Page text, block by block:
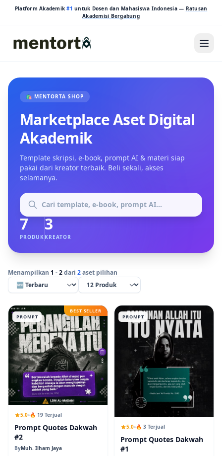
Platform Akademik#1 untuk Dosen dan Mahasiswa Indonesia — Ratusan
Akademisi Bergabung
🛍️ MENTORTA SHOP
Marketplace Aset Digital
Akademik
Template skripsi, e-book, prompt AI & materi siap
pakai dari kreator terbaik. Beli sekali, akses
selamanya.
7
PRODUK
3
KREATOR
Menampilkan 1 -2dari 2aset pilihan
BEST SELLER
PROMPT
5.0 🔥 19 Terjual
Prompt Quotes Dakwah
#2
ByMuh. Ilham Jaya
PROMPT
5.0 🔥 3 Terjual
Prompt Quotes Dakwah
#1